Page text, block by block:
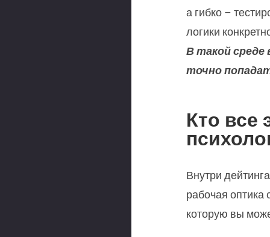
а гибко –
логики
В такой
точно
Кто все
Внутри
рабочая оптика
которую вы